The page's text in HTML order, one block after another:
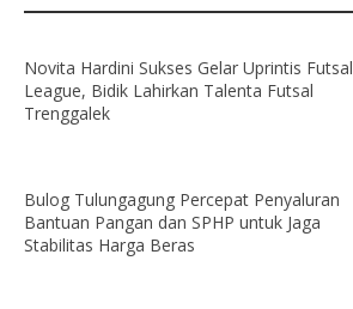
Novita Hardini Sukses Gelar Uprintis Futsal
League, Bidik Lahirkan Talenta Futsal
Trenggalek
Bulog Tulungagung Percepat Penyaluran
Bantuan Pangan dan SPHP untuk Jaga
Stabilitas Harga Beras